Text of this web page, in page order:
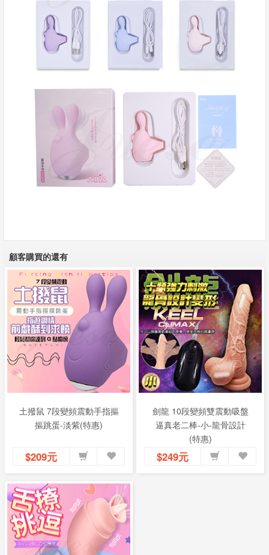
顧客購買的還有
土撥鼠 7段變頻震動手指摳
摳跳蛋-淡紫(特惠)
$209元
劍龍 10段變頻雙震動吸盤
逼真老二棒-小-龍骨設計
(特惠)
$249元